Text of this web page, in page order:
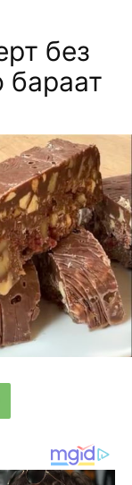
без
бараат